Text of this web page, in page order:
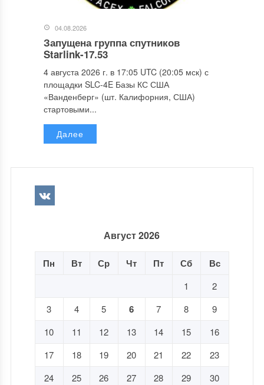
04.08.2026
Запущена группа спутников
Starlink-17.53
4 августа 2026 г. в 17:05 UTC (20:05 мск) с
площадки SLC-4E Базы КС США
«Ванденберг» (шт. Калифорния, США)
стартовыми...
Далее
Август 2026
Пн Вт Ср Чт Пт Сб Вс
1
2
3
4 5 6 7 8
9
10
11 12 13 14 15
16
17
18 19 20 21 22
23
24
25 26 27 28 29
30